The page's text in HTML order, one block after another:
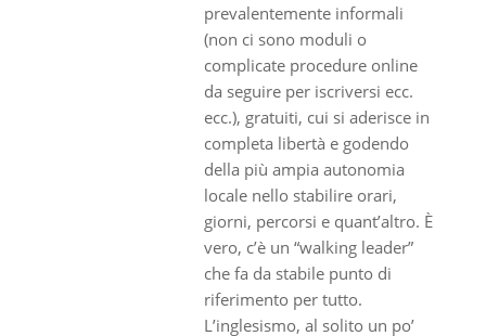
prevalentemente informali
(non ci sono moduli o
complicate procedure online
da seguire per iscriversi ecc.
ecc.), gratuiti, cui si aderisce in
completa libertà e godendo
della più ampia autonomia
locale nello stabilire orari,
giorni, percorsi e quant’altro. È
vero, c’è un “walking leader”
che fa da stabile punto di
riferimento per tutto.
L’inglesismo, al solito un po’